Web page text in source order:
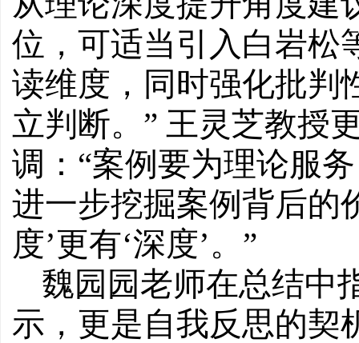
位，可适当引入白岩松
读维度，同时强化批判
立判断。” 王灵芝教授
调：“案例要为理论服
进一步挖掘案例背后的
度’更有‘深度’。”
魏园园老师在总结中
示，更是自我反思的契